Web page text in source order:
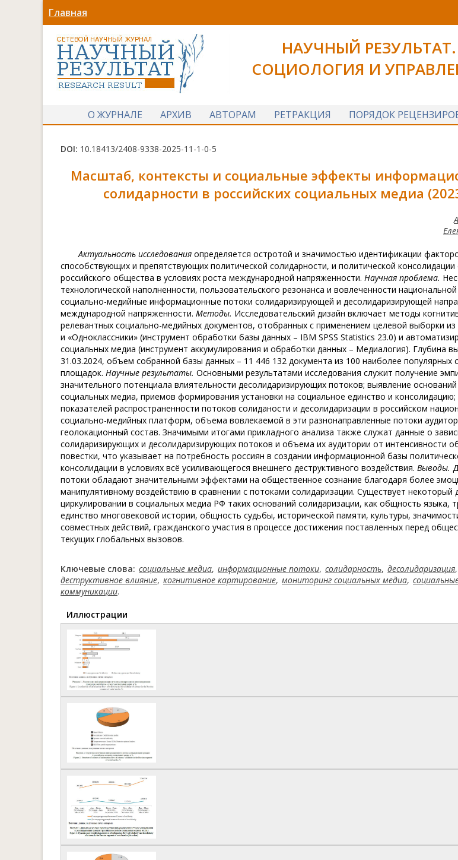
Главная
НАУЧНЫЙ РЕЗУЛЬТАТ.
СОЦИОЛОГИЯ И
О ЖУРНАЛЕ
АРХИВ АВТОРАМ РЕТРАКЦИЯ ПОРЯДОК
DOI: 10.18413/2408-9338-2025-11-1-0-5
Масштаб, контексты и социальные эффекты
солидарности в российских социальных медиа
Актуальность исследования определяется остротой и значимостью идентификации
способствующих и препятствующих политической солидарности, и политической
российского общества в условиях роста международной напряженности. Научная проблема.
технологической наполненности, пользовательского резонанса и вовлеченности
социально-медийные информационные потоки солидаризирующей и десолидаризирующей
международной напряженности. Методы. Исследовательский дизайн включает методы
релевантных социально-медийных документов, отобранных с применением целевой выборки из
и «Одноклассники» (инструмент обработки базы данных – IBM SPSS Statistics 23.0) и
социальных медиа (инструмент аккумулирования и обработки данных – Медиалогия). Глубина
31.03.2024, объем собранной базы данных – 11 446 132 документа из 100 наиболее популярных
площадок. Научные результаты. Основными результатами исследования служит получение
значительного потенциала влиятельности десолидаризирующих потоков; выявление
социальных медиа, приемов формирования установки на социальное единство и
показателей распространенности потоков солиданости и десолидаризации в российском
социально-медийных платформ, объема вовлекаемой в эти разнонаправленные потоки
геолокационный состав. Значимыми итогами прикладного анализа также служат данные о
солидаризирующих и десолидаризирующих потоков и объема их аудитории от интенсивности
повестки, что указывает на потребность россиян в создании информационной базы
консолидации в условиях всё усиливающегося внешнего деструктивного воздействия. Выводы.
потоки обладают значительными эффектами на общественное сознание благодаря более
манипулятивному воздействию в сравнении с потоками солидаризации. Существует некоторый
циркулировании в социальных медиа РФ таких оснований солидаризации, как общность языка,
единство многовековой истории, общность судьбы, исторической памяти, культуры,
совместных действий, гражданского участия в процессе достижения поставленных перед
текущих глобальных вызовов.
Ключевые слова: социальные медиа, информационные потоки, солидарность, десолидаризация,
деструктивное влияние, когнитивное картирование, мониторинг социальных медиа,
коммуникации.
Иллюстрации